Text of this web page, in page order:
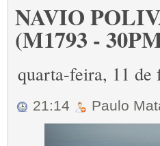
NAVIO
(M1793 -
quarta-feira, 11
21:14 Paulo